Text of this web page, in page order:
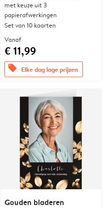
met keuze uit 3
papierafwerkingen
Set van 10 kaarten
Vanaf
€ 11,99
offers Elke dag lage prijzen
Gouden bladeren